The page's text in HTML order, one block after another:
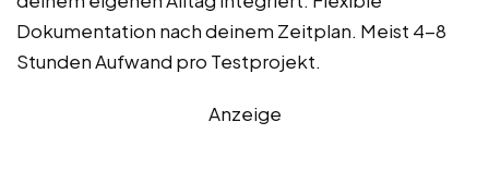
Dokumentation nach deinem Zeitplan. Meist 4-8
Stunden Aufwand pro Testprojekt.
Anzeige